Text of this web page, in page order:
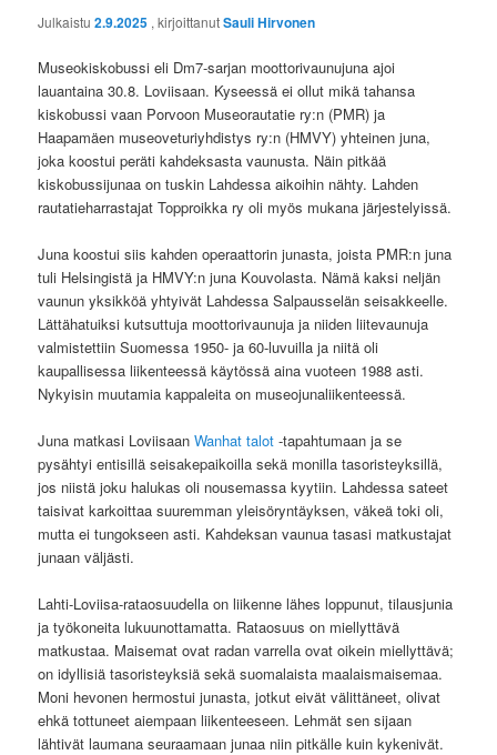
Julkaistu2.9.2025 , kirjoittanutSauli Hirvonen
Museokiskobussi eli Dm7-sarjan moottorivaunujuna ajoi
lauantaina 30.8. Loviisaan. Kyseessä ei ollut mikä tahansa
kiskobussi vaan Porvoon Museorautatie ry:n (PMR) ja
Haapamäen museoveturiyhdistys ry:n (HMVY) yhteinen juna,
joka koostui peräti kahdeksasta vaunusta. Näin pitkää
kiskobussijunaa on tuskin Lahdessa aikoihin nähty. Lahden
rautatieharrastajat Topproikka ry oli myös mukana järjestelyissä.
Juna koostui siis kahden operaattorin junasta, joista PMR:n juna
tuli Helsingistä ja HMVY:n juna Kouvolasta. Nämä kaksi neljän
vaunun yksikköä yhtyivät Lahdessa Salpausselän seisakkeelle.
Lättähatuiksi kutsuttuja moottorivaunuja ja niiden liitevaunuja
valmistettiin Suomessa 1950- ja 60-luvuilla ja niitä oli
kaupallisessa liikenteessä käytössä aina vuoteen 1988 asti.
Nykyisin muutamia kappaleita on museojunaliikenteessä.
Juna matkasi LoviisaanWanhat talot -tapahtumaan ja se
pysähtyi entisillä seisakepaikoilla sekä monilla tasoristeyksillä,
jos niistä joku halukas oli nousemassa kyytiin. Lahdessa sateet
taisivat karkoittaa suuremman yleisöryntäyksen, väkeä toki oli,
mutta ei tungokseen asti. Kahdeksan vaunua tasasi matkustajat
junaan väljästi.
Lahti-Loviisa-rataosuudella on liikenne lähes loppunut, tilausjunia
ja työkoneita lukuunottamatta. Rataosuus on miellyttävä
matkustaa. Maisemat ovat radan varrella ovat oikein miellyttävä;
on idyllisiä tasoristeyksiä sekä suomalaista maalaismaisemaa.
Moni hevonen hermostui junasta, jotkut eivät välittäneet, olivat
ehkä tottuneet aiempaan liikenteeseen. Lehmät sen sijaan
lähtivät laumana seuraamaan junaa niin pitkälle kuin kykenivät.